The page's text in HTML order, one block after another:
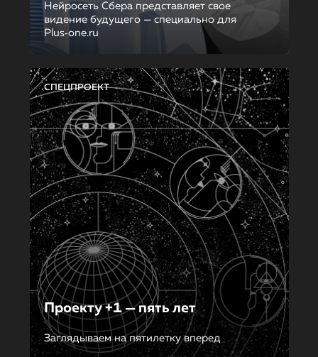
Нейросеть Сбера представляет свое
видение будущего — специально для
Plus‑one.ru
СПЕЦПРОЕКТ
Проекту +1 — пять лет
Заглядываем на пятилетку вперед